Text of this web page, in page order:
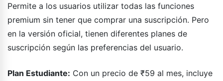
Permite a los usuarios utilizar todas las funciones
premium sin tener que comprar una suscripción. Pero
en la versión oficial, tienen diferentes planes de
suscripción según las preferencias del usuario.
Plan Estudiante: Con un precio de ₹59 al mes, incluye